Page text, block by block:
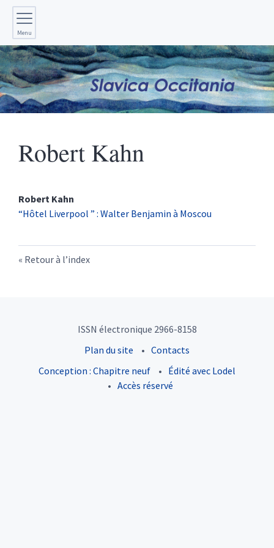
Menu
Robert Kahn
Robert Kahn
“Hôtel Liverpool ” : Walter Benjamin à Moscou
Retour à l’index
ISSN électronique 2966-8158
Plan du site
Contacts
Conception : Chapitre neuf
Édité avec Lodel
Accès réservé